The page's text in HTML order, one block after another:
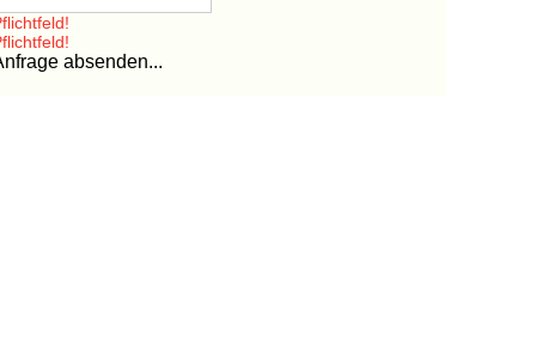
absenden...